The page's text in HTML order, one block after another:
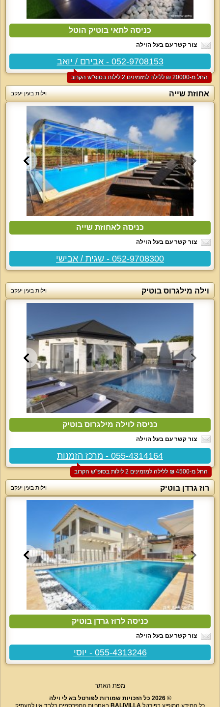
כניסה לתאי בוטיק הוטל
צור קשר עם בעל הוילה
052-9708153 - אבירם / יואב
החל מ-‏20000 ₪ ללילה למזמינים 2 לילות בסופ"ש הקרוב
אחוזת שייה וילות בעין יעקב
כניסה לאחוזת שייה
צור קשר עם בעל הוילה
052-9708300 - שגית / אבישי
וילה מילגרוס בוטיק וילות בעין יעקב
כניסה לוילה מילגרוס בוטיק
צור קשר עם בעל הוילה
055-4314164 - מרכז הזמנות
החל מ-‏4500 ₪ ללילה למזמינים 2 לילות בסופ"ש הקרוב
רוז גרדן בוטיק וילות בעין יעקב
כניסה לרוז גרדן בוטיק
צור קשר עם בעל הוילה
055-4313246 - יוסי
מפת האתר
© 2026 כל הזכויות שמורות לפורטל בא לי וילה